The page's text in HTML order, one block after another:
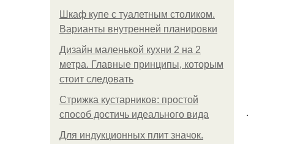
Шкаф купе с туалетным столиком.
Варианты внутренней планировки
Дизайн маленькой кухни 2 на 2
метра. Главные принципы, которым
стоит следовать
Стрижка кустарников: простой
способ достичь идеального вида
Для индукционных плит значок.
.